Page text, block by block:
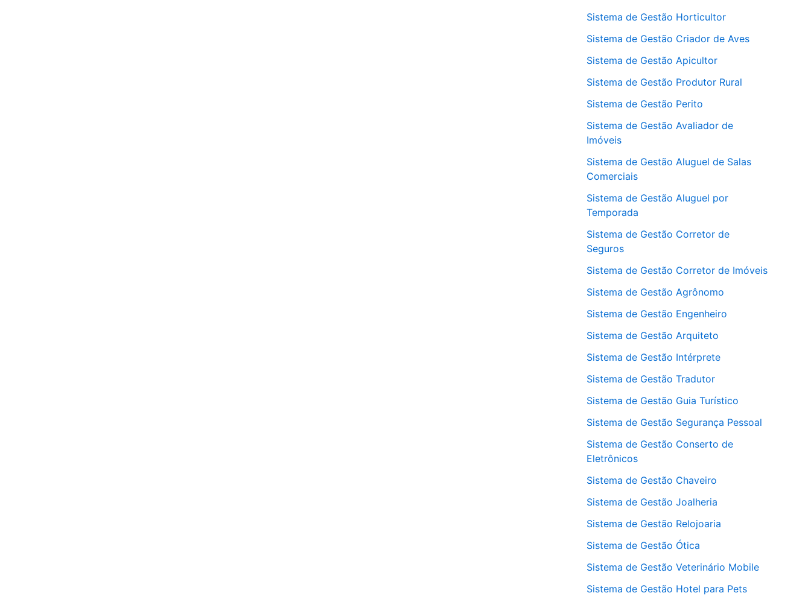
Sistema de Gestão Horticultor
Sistema de Gestão Criador de Aves
Sistema de Gestão Apicultor
Sistema de Gestão Produtor Rural
Sistema de Gestão Perito
Sistema de Gestão Avaliador de
Imóveis
Sistema de Gestão Aluguel de Salas
Comerciais
Sistema de Gestão Aluguel por
Temporada
Sistema de Gestão Corretor de
Seguros
Sistema de Gestão Corretor de Imóveis
Sistema de Gestão Agrônomo
Sistema de Gestão Engenheiro
Sistema de Gestão Arquiteto
Sistema de Gestão Intérprete
Sistema de Gestão Tradutor
Sistema de Gestão Guia Turístico
Sistema de Gestão Segurança Pessoal
Sistema de Gestão Conserto de
Eletrônicos
Sistema de Gestão Chaveiro
Sistema de Gestão Joalheria
Sistema de Gestão Relojoaria
Sistema de Gestão Ótica
Sistema de Gestão Veterinário Mobile
Sistema de Gestão Hotel para Pets